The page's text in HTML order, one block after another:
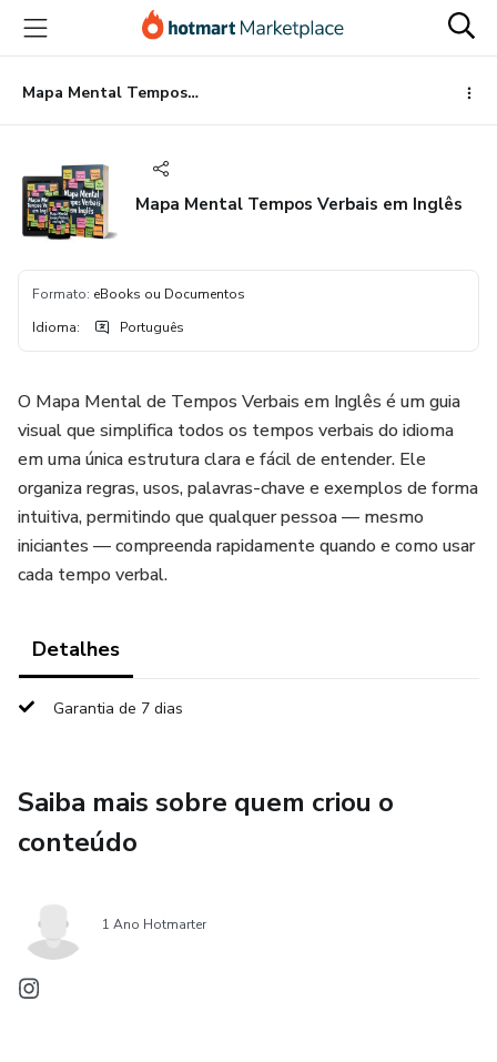
para
conteúdo
principal
para
pagamento
para
rodapé
Mapa Mental Tempos Verbais em Inglês
Mapa Mental Tempos Verbais em Inglês
Formato: eBooks ou Documentos
Idioma: Português
O Mapa Mental de Tempos Verbais em Inglês é um guia
visual que simplifica todos os tempos verbais do idioma
em uma única estrutura clara e fácil de entender. Ele
organiza regras, usos, palavras-chave e exemplos de forma
intuitiva, permitindo que qualquer pessoa — mesmo
iniciantes — compreenda rapidamente quando e como usar
cada tempo verbal.
Detalhes
Garantia de 7 dias
Saiba mais sobre quem criou o
conteúdo
1 Ano Hotmarter